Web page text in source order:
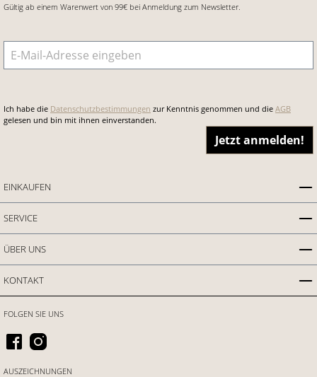
Gültig ab einem Warenwert von 99€ bei Anmeldung zum Newsletter.
E-Mail-Adresse
Ich habe die Datenschutzbestimmungen zur Kenntnis genommen und die AGB
gelesen und bin mit ihnen einverstanden.
Jetzt anmelden!
EINKAUFEN
SERVICE
ÜBER UNS
KONTAKT
FOLGEN SIE UNS
AUSZEICHNUNGEN